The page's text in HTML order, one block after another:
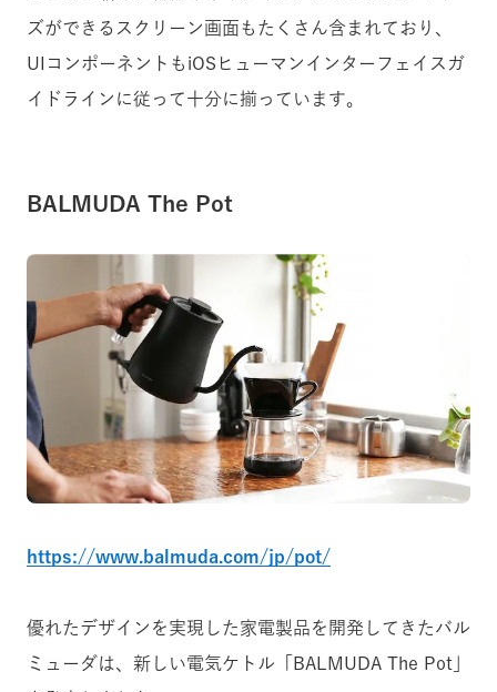
ズができるスクリーン画面もたくさん含まれており、
UIコンポーネントもiOSヒューマンインターフェイスガ
イドラインに従って十分に揃っています。
BALMUDA The Pot
https://www.balmuda.com/jp/pot/
優れたデザインを実現した家電製品を開発してきたバル
ミューダは、新しい電気ケトル「BALMUDA The Pot」